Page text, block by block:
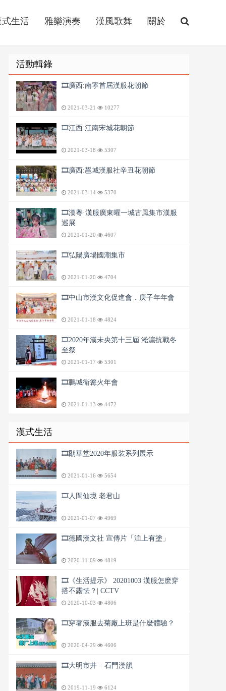
式生活 雅樂演奏 漢風歌舞 關於
活動輯錄
🎞️廣西:南寧首屆漢服花朝節
2021-03-21 10277
🎞️江西:江南宋城花朝節
2021-03-18 5307
🎞️廣西:邕城漢服社辛丑花朝節
2021-03-14 5370
🎞️漢粵·漢服廣東曜一城古風集市漢服
巡展
2021-01-20 4607
🎞️弘陽廣場國潮集市
2021-01-20 4704
🎞️中山市漢文化促進會．庚子年年會
2021-01-18 4824
🎞️2020年漢未央第十三屆 淞滬抗戰冬
至祭
2021-01-17 5301
🎞️鵬城衛篝火年會
2021-01-13 4472
漢式生活
🎞️朙華堂2020年服裝系列展示
2021-01-16 5654
🎞️人間仙境 老君山
2021-01-07 4969
🎞️德國漢文社 宣傳片「洫上有塗」
2020-11-09 4819
🎞️《生活提示》 20201003 漢服怎麽穿
搭不露怯？| CCTV
2020-10-03 4806
🎞️穿著漢服去菊廠上班是什麼體驗？
2020-04-29 4606
🎞️大明市井 – 石門漢韻
2019-11-19 6124